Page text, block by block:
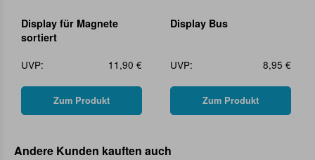
Display für Magnete
sortiert
UVP:
11,90 €
Zum Produkt
Display Bus
UVP: 8,95 €
Zum Produkt
Andere Kunden kauften auch